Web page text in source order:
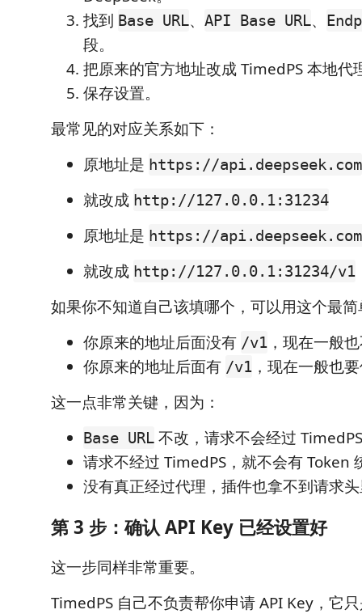
找到 Base URL、 API Base URL、
段。
把原来的官方地址改成 TimedPS 本地代
保存设置。
最常见的对应关系如下：
原地址是 https://api.deepseek.com
就改成 http://127.0.0.1:31234
原地址是 https://
就改成 http://127.0.0.1:31234/v1
如果你不知道自己该填哪个，可以用这个最
你原来的地址后面没有 /v1 ，现在一般
你原来的地址后面有 /v1 ，现在一般也
这一点非常关键，因为：
Base URL 不改，请求不会经过 TimedPS
请求不经过 TimedPS，就不会有 Token
没有真正经过代理，插件也拿不到请求
第 3 步：确认 API Key 已经设置好
这一步同样非常重要。
TimedPS 自己不负责帮你申请 API Key，它